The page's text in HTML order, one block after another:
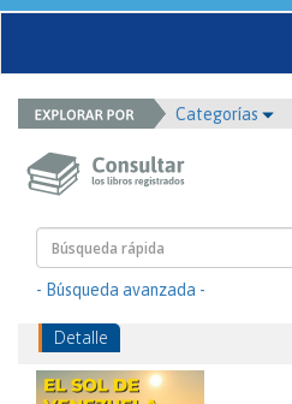
Categorías
- Búsqueda avanzada -
Detalle